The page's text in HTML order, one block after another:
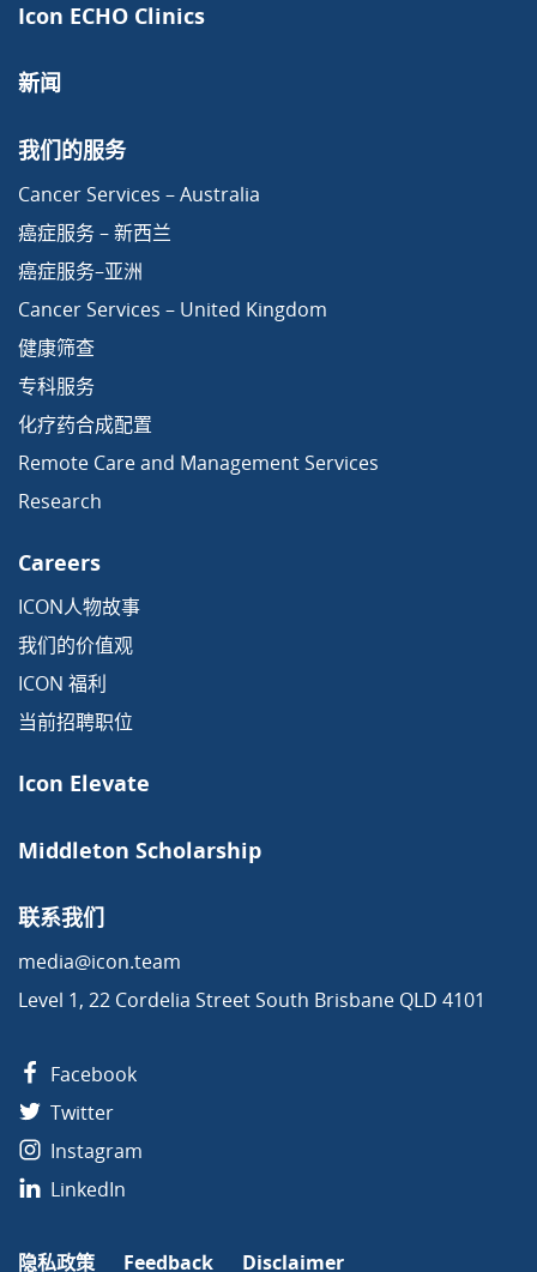
Icon ECHO Clinics
新闻
我们的服务
Cancer Services – Australia
癌症服务 – 新西兰
癌症服务–亚洲
Cancer Services – United Kingdom
健康筛查
专科服务
化疗药合成配置
Remote Care and Management Services
Research
Careers
ICON人物故事
我们的价值观
ICON 福利
当前招聘职位
Icon Elevate
Middleton Scholarship
联系我们
media@icon.team
Level 1, 22 Cordelia Street South Brisbane QLD 4101
Facebook
Twitter
Instagram
LinkedIn
隐私政策 Feedback Disclaimer